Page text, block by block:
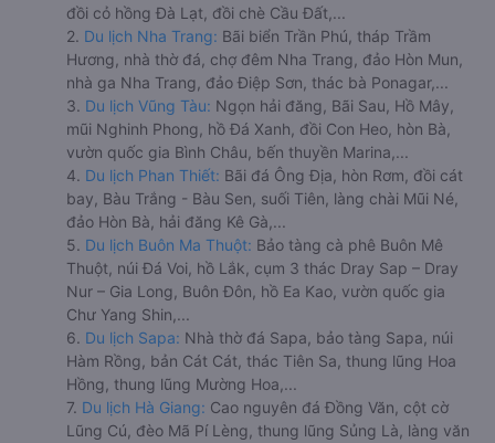
đồi cỏ hồng Đà Lạt, đồi chè Cầu Đất,...
2. Du lịch Nha Trang: Bãi biển Trần Phú, tháp Trầm
Hương, nhà thờ đá, chợ đêm Nha Trang, đảo Hòn Mun,
nhà ga Nha Trang, đảo Điệp Sơn, thác bà Ponagar,...
3. Du lịch Vũng Tàu: Ngọn hải đăng, Bãi Sau, Hồ Mây,
mũi Nghinh Phong, hồ Đá Xanh, đồi Con Heo, hòn Bà,
vườn quốc gia Bình Châu, bến thuyền Marina,...
4. Du lịch Phan Thiết: Bãi đá Ông Địa, hòn Rơm, đồi cát
bay, Bàu Trắng - Bàu Sen, suối Tiên, làng chài Mũi Né,
đảo Hòn Bà, hải đăng Kê Gà,...
5. Du lịch Buôn Ma Thuột: Bảo tàng cà phê Buôn Mê
Thuột, núi Đá Voi, hồ Lắk, cụm 3 thác Dray Sap – Dray
Nur – Gia Long, Buôn Đôn, hồ Ea Kao, vườn quốc gia
Chư Yang Shin,...
6. Du lịch Sapa: Nhà thờ đá Sapa, bảo tàng Sapa, núi
Hàm Rồng, bản Cát Cát, thác Tiên Sa, thung lũng Hoa
Hồng, thung lũng Mường Hoa,...
7. Du lịch Hà Giang: Cao nguyên đá Đồng Văn, cột cờ
Lũng Cú, đèo Mã Pí Lèng, thung lũng Sủng Là, làng văn